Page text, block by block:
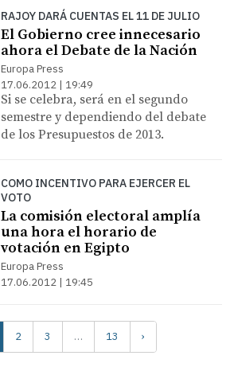
RAJOY DARÁ CUENTAS EL 11 DE JULIO
El Gobierno cree innecesario
ahora el Debate de la Nación
Europa Press
17.06.2012 | 19:49
Si se celebra, será en el segundo
semestre y dependiendo del debate
de los Presupuestos de 2013.
COMO INCENTIVO PARA EJERCER EL
VOTO
La comisión electoral amplía
una hora el horario de
votación en Egipto
Europa Press
17.06.2012 | 19:45
2 3 … 13 ›